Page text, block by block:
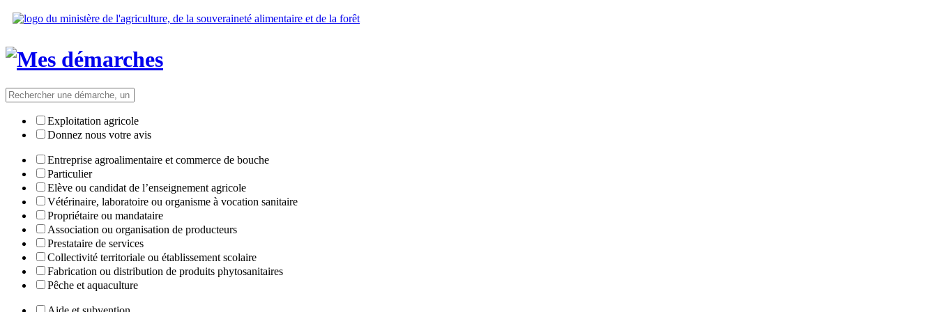
Exploitation agricole
Donnez nous votre avis
Entreprise agroalimentaire et commerce de bouche
Particulier
Elève ou candidat de l’enseignement agricole
Vétérinaire, laboratoire ou organisme à vocation sanitaire
Propriétaire ou mandataire
Association ou organisation de producteurs
Prestataire de services
Collectivité territoriale ou établissement scolaire
Fabrication ou distribution de produits phytosanitaires
Pêche et aquaculture